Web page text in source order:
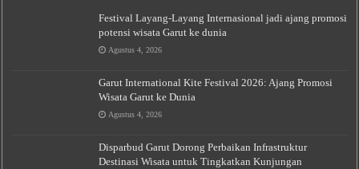
Festival Layang-Layang Internasional jadi ajang promosi
potensi wisata Garut ke dunia
Agustus 4, 2026
Garut International Kite Festival 2026: Ajang Promosi
Wisata Garut ke Dunia
Agustus 4, 2026
Disparbud Garut Dorong Perbaikan Infrastruktur
Destinasi Wisata untuk Tingkatkan Kunjungan